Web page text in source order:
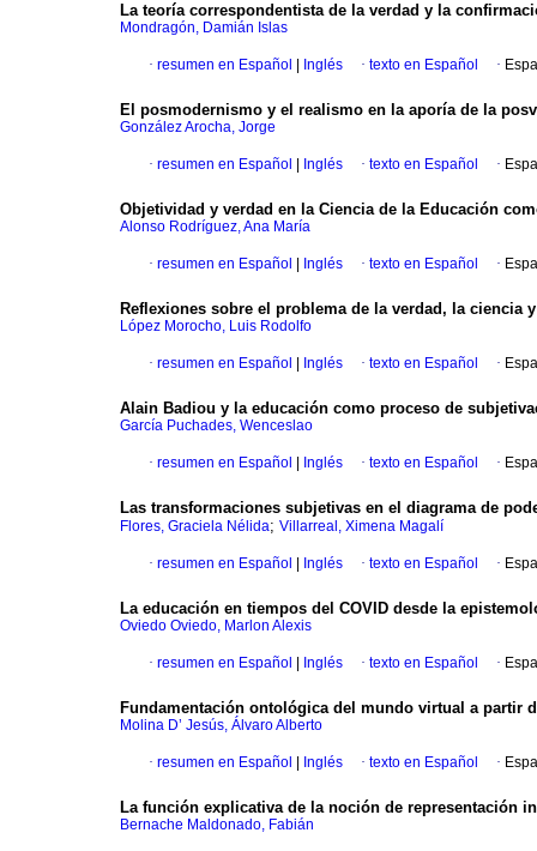
La teoría correspondentista de la verdad y la
Mondragón, Damián Islas
· resumen en Español Inglés · texto en Español ·
El posmodernismo y el realismo en la aporía de la
González Arocha, Jorge
· resumen en Español Inglés · texto en Español ·
Objetividad y verdad en la Ciencia de la Educación
Alonso Rodríguez, Ana María
· resumen en Español Inglés · texto en Español ·
Reflexiones sobre el problema de la verdad, la
López Morocho, Luis Rodolfo
· resumen en Español Inglés · texto en Español ·
Alain Badiou y la educación como proceso de
García Puchades, Wenceslao
· resumen en Español Inglés · texto en Español ·
Las transformaciones subjetivas en el diagrama de
Flores, Graciela Nélida; Villarreal, Ximena Magalí
· resumen en Español Inglés · texto en Español ·
La educación en tiempos del COVID desde la
Oviedo Oviedo, Marlon Alexis
· resumen en Español Inglés · texto en Español ·
Fundamentación ontológica del mundo virtual a partir
Molina D’ Jesús, Álvaro Alberto
· resumen en Español Inglés · texto en Español ·
La función explicativa de la noción de representación
Bernache Maldonado, Fabián